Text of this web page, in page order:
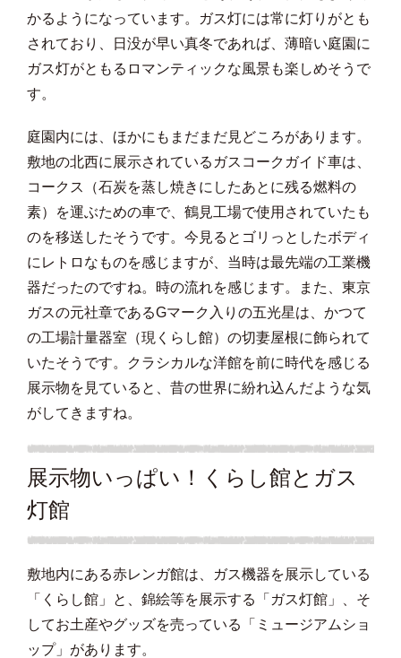
かるようになっています。ガス灯には常に灯りがとも
されており、日没が早い真冬であれば、薄暗い庭園に
ガス灯がともるロマンティックな風景も楽しめそうで
す。
庭園内には、ほかにもまだまだ見どころがあります。
敷地の北西に展示されているガスコークガイド車は、
コークス（石炭を蒸し焼きにしたあとに残る燃料の
素）を運ぶための車で、鶴見工場で使用されていたも
のを移送したそうです。今見るとゴリっとしたボディ
にレトロなものを感じますが、当時は最先端の工業機
器だったのですね。時の流れを感じます。また、東京
ガスの元社章であるGマーク入りの五光星は、かつて
の工場計量器室（現くらし館）の切妻屋根に飾られて
いたそうです。クラシカルな洋館を前に時代を感じる
展示物を見ていると、昔の世界に紛れ込んだような気
がしてきますね。
展示物いっぱい！くらし館とガス
灯館
敷地内にある赤レンガ館は、ガス機器を展示している
「くらし館」と、錦絵等を展示する「ガス灯館」、そ
してお土産やグッズを売っている「ミュージアムショ
ップ」があります。